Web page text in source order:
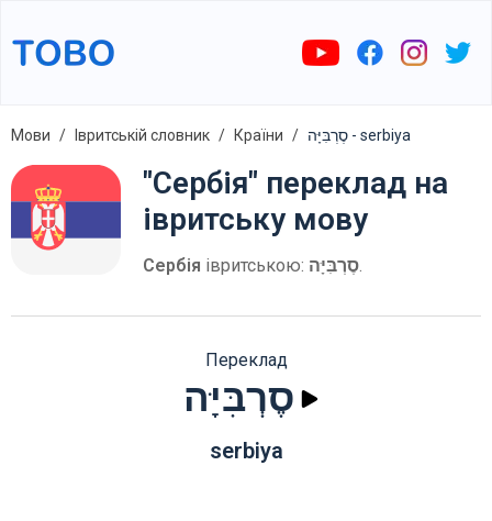
Мови Івритській словник Країни סֶרְבִּיָּה - serbiya
"Сербія" переклад на
івритську мову
Сербія івритською: סֶרְבִּיָּה.
Переклад
סֶרְבִּיָּה
serbiya